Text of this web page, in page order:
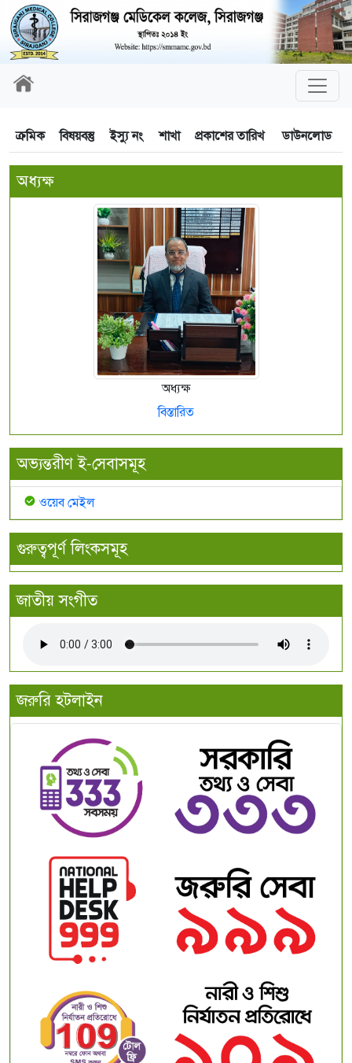
ক্রমিক বিষয়বস্তু ইস্যু নং শাখা প্রকাশের তারিখ ডাউনলোড
অধ্যক্ষ
অধ্যক্ষ
বিস্তারিত
অভ্যন্তরীণ ই-সেবাসমূহ
ওয়েব মেইল
গুরুত্বপূর্ণ লিংকসমূহ
জাতীয় সংগীত
জরুরি হটলাইন